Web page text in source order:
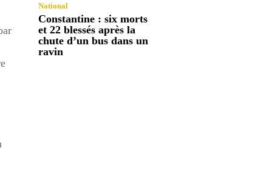
National
Constantine : six morts
et 22 blessés après la
chute d’un bus dans un
ravin